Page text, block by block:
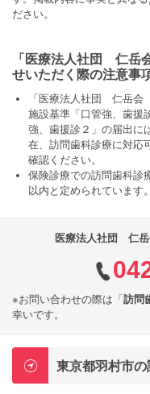
ださい。
「医療法人社団 仁岳
せいただく際の注意事
「医療法人社団 仁岳会
施設基準「口管強、歯援
強、歯援診２」の届出に
在、訪問歯科診療に対応
確認ください。
保険診療での訪問歯科診
以内と定められています
医療法人社団 仁
※お問い合わせの際は「訪問
幸いです。
東京都羽村市